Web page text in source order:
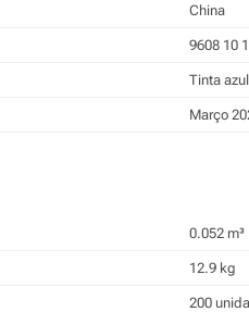
China
9608 10
Tinta azul
Março
0.052 m³
12.9 kg
200